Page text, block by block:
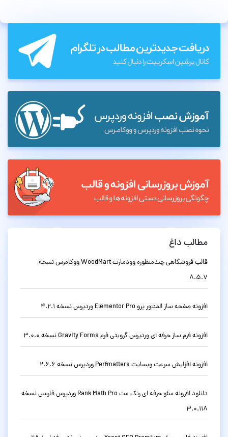
مطالب داغ
قالب فروشگاهی چندمنظوره وودمارت WoodMart ووکامرس نسخه
8.5.7
افزونه صفحه ساز المنتور پرو Elementor Pro وردپرس نسخه 4.2.1
افزونه فرم ساز حرفه ای وردپرس گرویتی فرم Gravity Forms نسخه 3.0.0
افزونه افزایش سرعت وبسایت Perfmatters وردپرس نسخه 2.6.6
دانلود افزونه سئو حرفه ای رنک مث Rank Math Pro وردپرس فارسی نسخه
3.0.118